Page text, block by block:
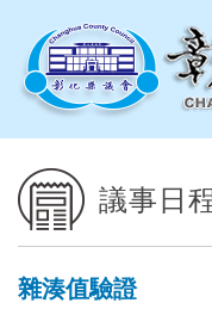
議事日
雜湊值驗證